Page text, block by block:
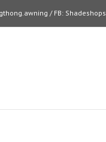
/ FB: Shadeshops